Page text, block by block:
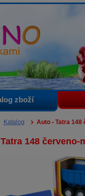
zboží
Katalog Auto - Tatra 148
148 červeno-